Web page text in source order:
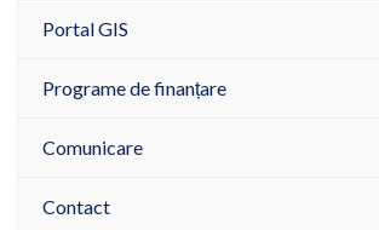
Portal GIS
Programe de finanțare
Comunicare
Contact